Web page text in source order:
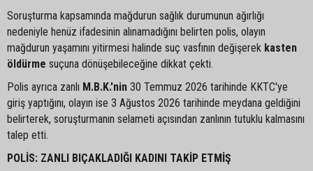
Soruşturma kapsamında mağdurun sağlık durumunun ağırlığı
nedeniyle henüz ifadesinin alınamadığını belirten polis, olayın
mağdurun yaşamını yitirmesi halinde suç vasfının değişerek kasten
öldürme suçuna dönüşebileceğine dikkat çekti.
Polis ayrıca zanlı M.B.K.'nin 30 Temmuz 2026 tarihinde KKTC'ye
giriş yaptığını, olayın ise 3 Ağustos 2026 tarihinde meydana geldiğini
belirterek, soruşturmanın selameti açısından zanlının tutuklu kalmasını
talep etti.
POLİS: ZANLI BIÇAKLADIĞI KADINI TAKİP ETMİŞ